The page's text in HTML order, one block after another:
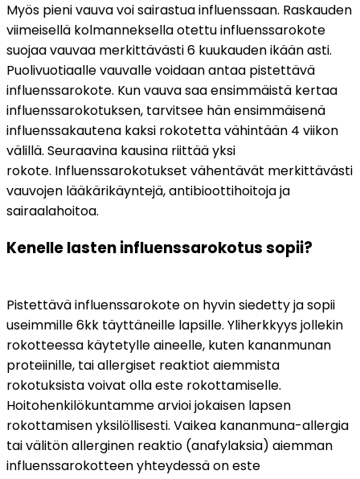
Myös pieni vauva voi sairastua influenssaan. Raskauden
viimeisellä kolmanneksella otettu influenssarokote
suojaa vauvaa merkittävästi 6 kuukauden ikään asti.
Puolivuotiaalle vauvalle voidaan antaa pistettävä
influenssarokote. Kun vauva saa ensimmäistä kertaa
influenssarokotuksen, tarvitsee hän ensimmäisenä
influenssakautena kaksi rokotetta vähintään 4 viikon
välillä. Seuraavina kausina riittää yksi
rokote. Influenssarokotukset vähentävät merkittävästi
vauvojen lääkärikäyntejä, antibioottihoitoja ja
sairaalahoitoa.
Kenelle lasten influenssarokotus sopii?
Pistettävä influenssarokote on hyvin siedetty ja sopii
useimmille 6kk täyttäneille lapsille. Yliherkkyys jollekin
rokotteessa käytetylle aineelle, kuten kananmunan
proteiinille, tai allergiset reaktiot aiemmista
rokotuksista voivat olla este rokottamiselle.
Hoitohenkilökuntamme arvioi jokaisen lapsen
rokottamisen yksilöllisesti. Vaikea kananmuna-allergia
tai välitön allerginen reaktio (anafylaksia) aiemman
influenssarokotteen yhteydessä on este